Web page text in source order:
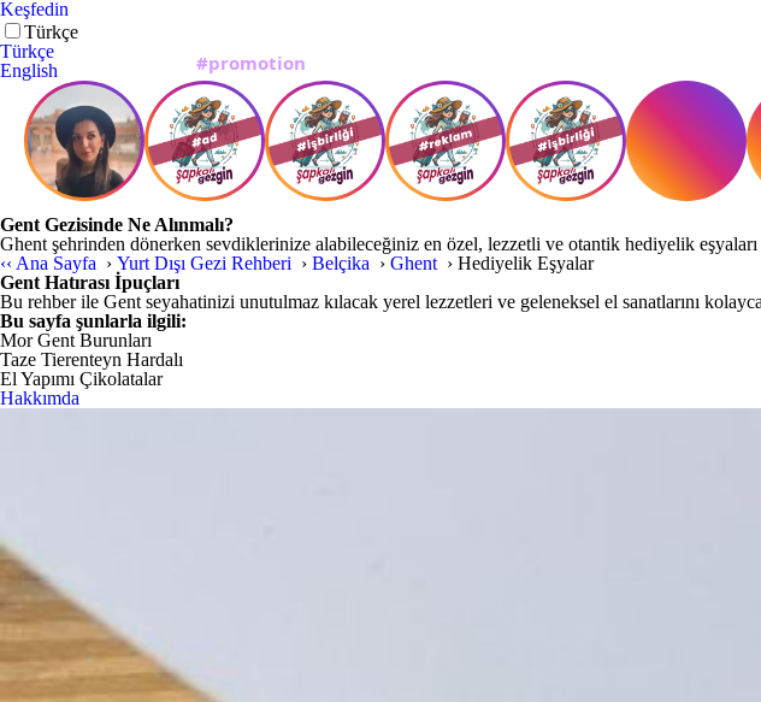
Keşfedin
Türkçe
Türkçe
English
Gent Gezisinde Ne Alınmalı?
Ghent şehrinden dönerken sevdiklerinize alabileceğiniz en özel, lezzetli ve otantik hediyelik
‹‹ Ana Sayfa › Yurt Dışı Gezi Rehberi › Belçika › Ghent › Hediyelik Eşyalar
Gent Hatırası İpuçları
Bu rehber ile Gent seyahatinizi unutulmaz kılacak yerel lezzetleri ve geleneksel el sanatlarını
Bu sayfa şunlarla ilgili:
Mor Gent Burunları
Taze Tierenteyn Hardalı
El Yapımı Çikolatalar
Hakkımda